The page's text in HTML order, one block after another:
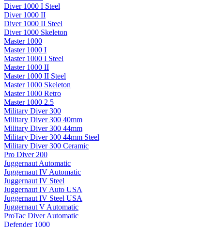
Diver 1000 I Steel
Diver 1000 II
Diver 1000 II Steel
Diver 1000 Skeleton
Master 1000
Master 1000 I
Master 1000 I Steel
Master 1000 II
Master 1000 II Steel
Master 1000 Skeleton
Master 1000 Retro
Master 1000 2.5
Military Diver 300
Military Diver 300 40mm
Military Diver 300 44mm
Military Diver 300 44mm Steel
Military Diver 300 Ceramic
Pro Diver 200
Juggernaut Automatic
Juggernaut IV Automatic
Juggernaut IV Steel
Juggernaut IV Auto USA
Juggernaut IV Steel USA
Juggernaut V Automatic
ProTac Diver Automatic
Defender 1000